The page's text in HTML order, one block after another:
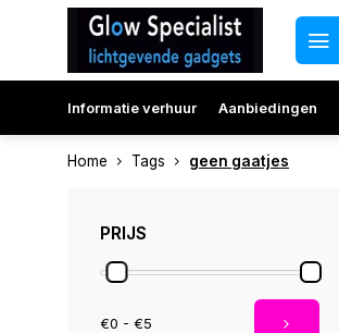
Informatie verhuur Aanbiedingen
Home Tags geen gaatjes
PRIJS
€0 - €5